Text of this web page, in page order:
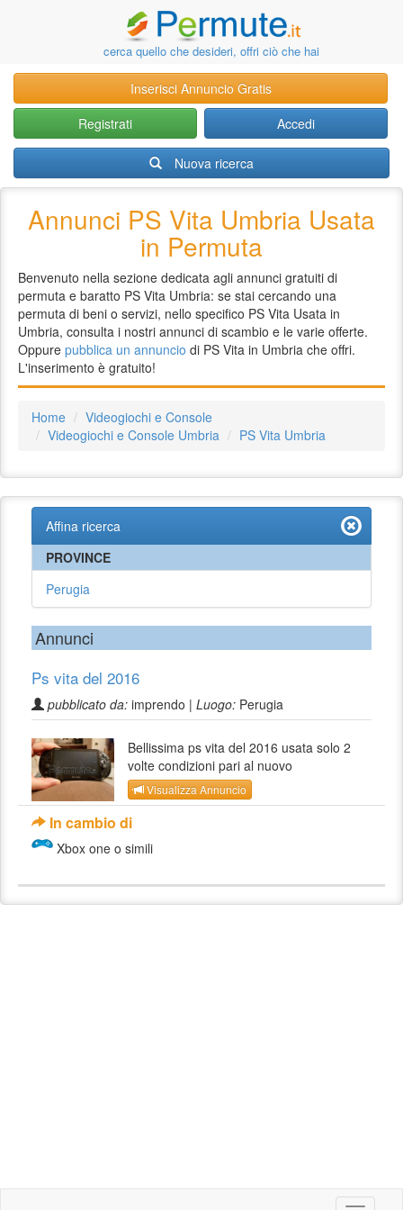
cerca quello che desideri, offri ciò che hai
Inserisci Annuncio Gratis
Registrati
Accedi
Nuova ricerca
Annunci PS Vita Umbria Usata
in Permuta
Benvenuto nella sezione dedicata agli annunci gratuiti di
permuta e baratto PS Vita Umbria: se stai cercando una
permuta di beni o servizi, nello specifico PS Vita Usata in
Umbria, consulta i nostri annunci di scambio e le varie offerte.
Oppure pubblica un annuncio di PS Vita in Umbria che offri.
L'inserimento è gratuito!
Home
Videogiochi e Console
Videogiochi e Console Umbria
PS Vita Umbria
Affina ricerca
PROVINCE
Perugia
Annunci
Ps vita del 2016
pubblicato da: imprendo | Luogo: Perugia
Bellissima ps vita del 2016 usata solo 2
volte condizioni pari al nuovo
Visualizza Annuncio
In cambio di
Xbox one o simili